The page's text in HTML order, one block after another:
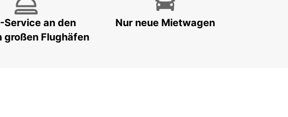
an den
großen Flughäfen
Nur neue Mietwagen